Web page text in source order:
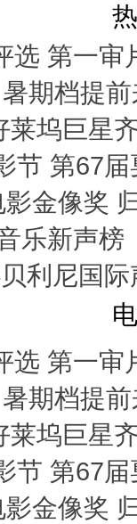
选 第一审
期档提
莱坞巨星
节 第67
金像奖
乐新声榜
利尼国
选 第一审
期档提
莱坞巨星
节 第67
金像奖